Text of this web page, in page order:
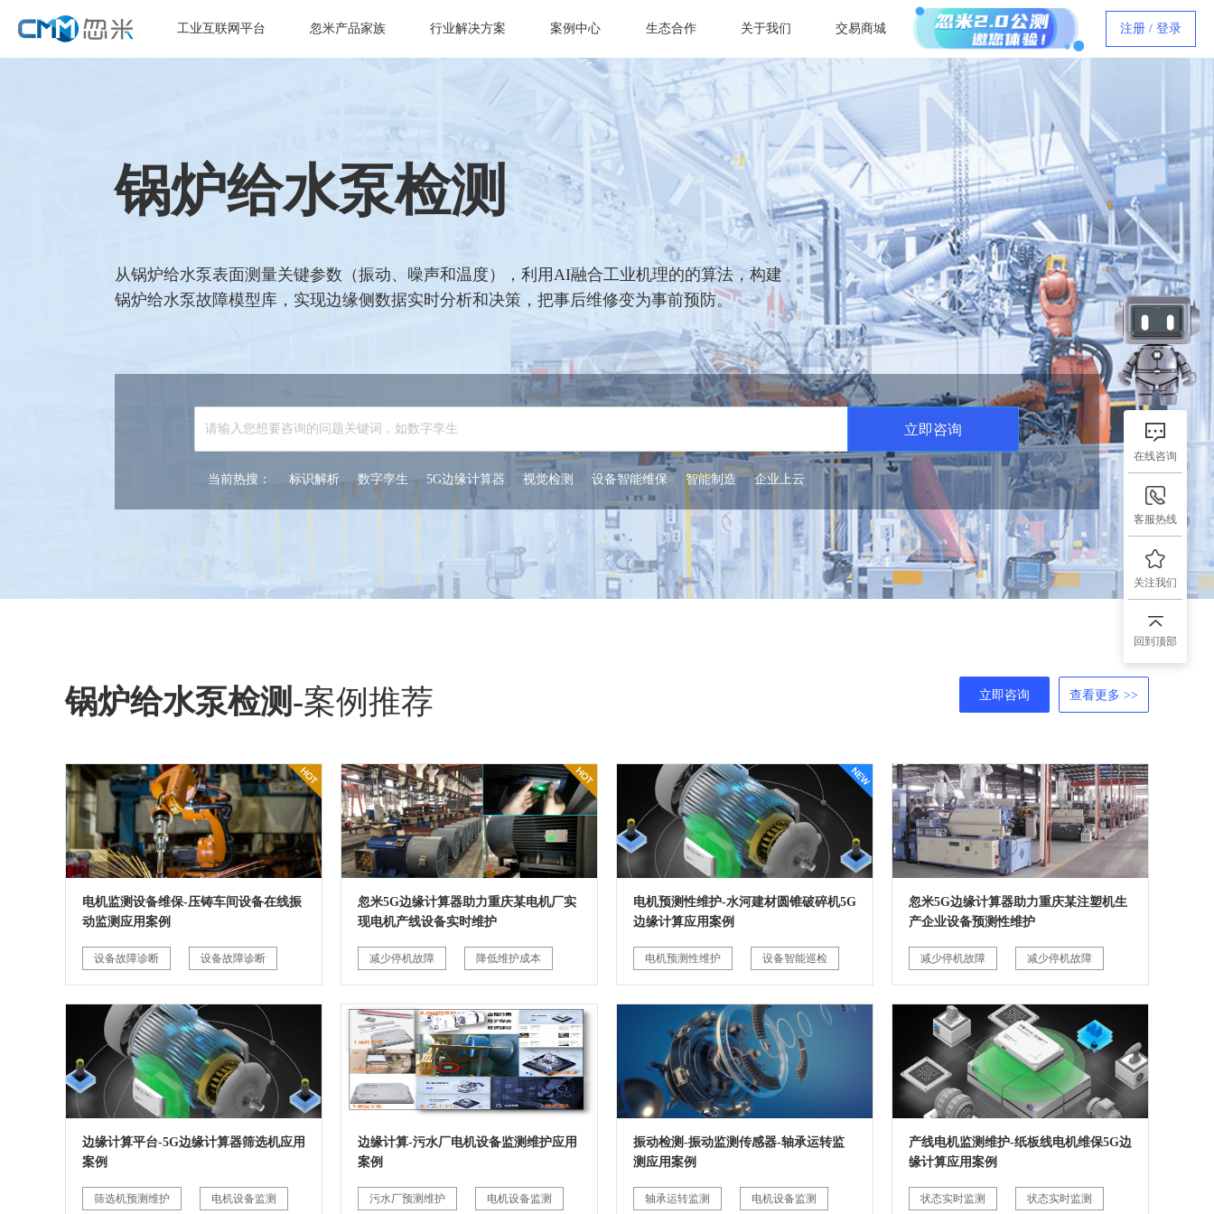
工业互联网平台 忽米产品家族 行业解决方案 案例中心 生态合作 关于我们 交易商城 注册 / 登录
锅炉给水泵检测
从锅炉给水泵表面测量关键参数（振动、噪声和温度），利用AI融合工业机理的的算法，构建
锅炉给水泵故障模型库，实现边缘侧数据实时分析和决策，把事后维修变为事前预防。
立即咨询
当前热搜： 标识解析 数字孪生 5G边缘计算器 视觉检测 设备智能维保 智能制造 企业上云
锅炉给水泵检测 -案例推荐 立即咨询 查看更多 >>
电机监测设备维保-压铸车间设备在线振
动监测应用案例
设备故障诊断 设备故障诊断
忽米5G边缘计算器助力重庆某电机厂实
现电机产线设备实时维护
减少停机故障 降低维护成本
电机预测性维护-水河建材圆锥破碎机5G
边缘计算应用案例
电机预测性维护 设备智能巡检
忽米5G边缘计算器助力重庆某注塑机生
产企业设备预测性维护
减少停机故障 减少停机故障
边缘计算平台-5G边缘计算器筛选机应用
案例
筛选机预测维护 电机设备监测
边缘计算-污水厂电机设备监测维护应用
案例
污水厂预测维护 电机设备监测
振动检测-振动监测传感器-轴承运转监
测应用案例
轴承运转监测 电机设备监测
产线电机监测维护-纸板线电机维保5G边
缘计算应用案例
状态实时监测 状态实时监测
在线咨询
客服热线
关注我们
回到顶部